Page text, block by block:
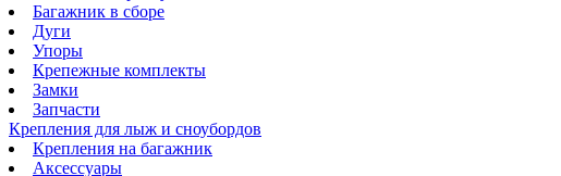
Багажник в сборе
Дуги
Упоры
Крепежные комплекты
Замки
Запчасти
Крепления для лыж и сноубордов
Крепления на багажник
Аксессуары